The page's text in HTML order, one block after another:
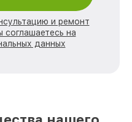
и ремонт
соглашаетесь на
данных